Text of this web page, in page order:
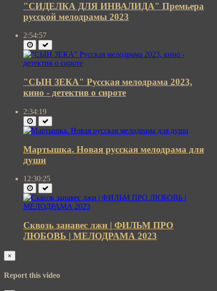
"СИДЕЛКА ДЛЯ ИНВАЛИДА" Премьера
русской мелодрамы 2023
2:54:57
"СЫН ЗЕКА" Русская мелодрама 2023,
кино - детектив о сироте
2:34:19
Мартышка. Новая русская мелодрама для
души
12:30:25
Сквозь занавес лжи | ФИЛЬМ ПРО
ЛЮБОВЬ | МЕЛОДРАМА 2023
×
Report this video